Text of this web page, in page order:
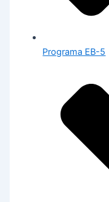
Programa EB-5